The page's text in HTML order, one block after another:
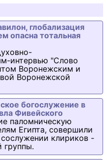
глобализация
опасна тотальная
интервью "Слово
Воронежским и
Воронежской
богослужение в
Фивейского
паломническую
Египта, совершили
клириков -
группы.